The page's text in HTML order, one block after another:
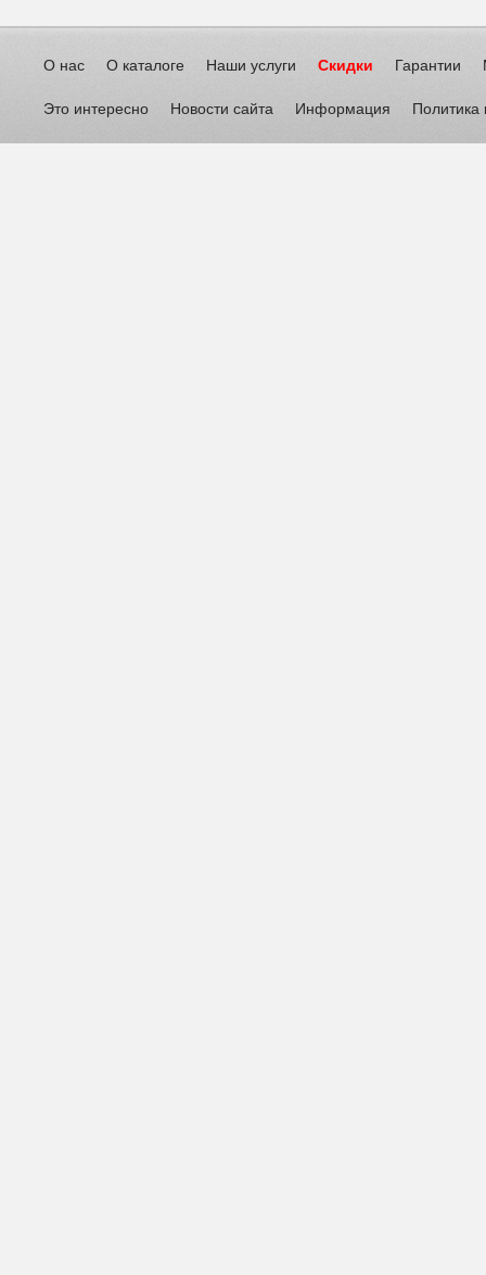
О нас О каталоге Наши услуги Скидки Гарантии
Это интересно Новости сайта Информация Политика